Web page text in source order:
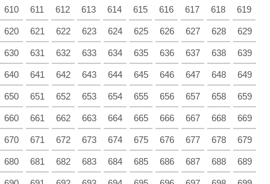
610 611 612 613 614 615 616 617 618 619
620 621 622 623 624 625 626 627 628 629
630 631 632 633 634 635 636 637 638 639
640 641 642 643 644 645 646 647 648 649
650 651 652 653 654 655 656 657 658 659
660 661 662 663 664 665 666 667 668 669
670 671 672 673 674 675 676 677 678 679
680 681 682 683 684 685 686 687 688 689